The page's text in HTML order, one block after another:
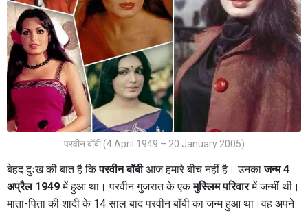
परवीन बॉबी (4 April 1949 – 20 January 2005)
बेहद दुःख की बात है किपरवीन बॉबीआज हमारे बीच नहीं है। उनकाजन्म 4
अप्रैल 1949में हुआ था। परवीन गुजरात के एकमुस्लिम परिवारमें जन्मीं थी।
माता-पिता की शादी के 14 साल बाद परवीन बॉबी का जन्म हुआ था।वह अपने